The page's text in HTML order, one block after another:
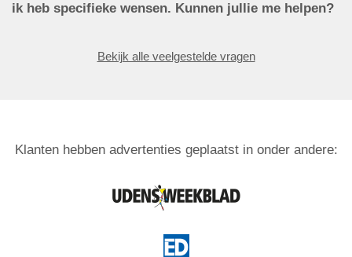
ik heb specifieke wensen. Kunnen jullie me helpen?
Bekijk alle veelgestelde vragen
Klanten hebben advertenties geplaatst in onder andere: